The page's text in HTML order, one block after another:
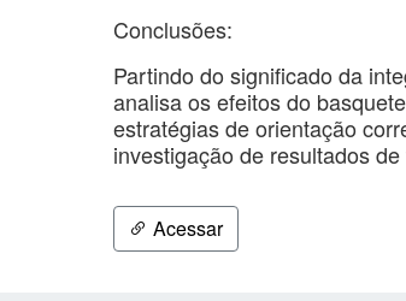
Conclusões:
Partindo do significado da
analisa os efeitos do
estratégias de orientação
investigação de resultados
Acessar